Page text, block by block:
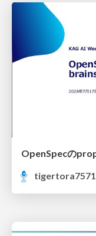
tigertora7571